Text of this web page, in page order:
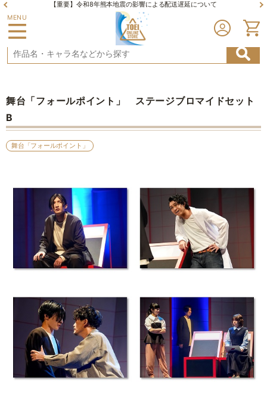
【重要】令和8年熊本地震の影響による配送遅延について
MENU
舞台「フォールポイント」 ステージブロマイドセット
B
舞台「フォールポイント」